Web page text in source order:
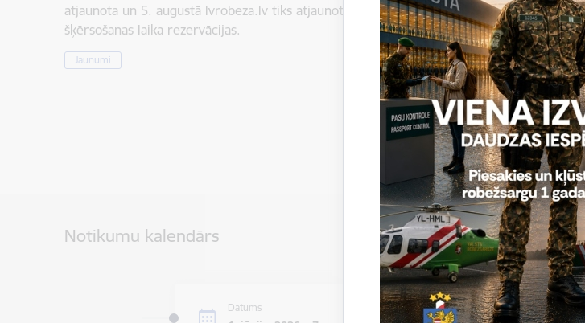
atjaunota un 5. augustā lvrobeza.lv tiks atjaunota iespēja veikt jaunas robežas
šķērsošanas laika rezervācijas.
Jaunumi
Visi jaunumi
Notikumu kalendārs
Datums Laiks